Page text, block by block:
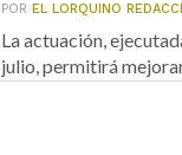
POREL LORQUINO
La actuación,
julio, permitirá